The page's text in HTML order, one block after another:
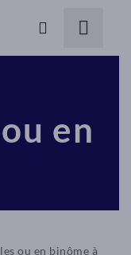
en
ou en binôme à